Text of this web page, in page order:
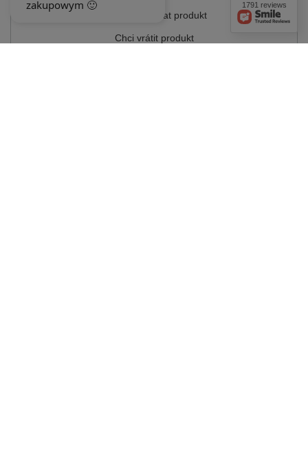
Chci reklamovat produkt
Chci vrátit produkt
1791 reviews